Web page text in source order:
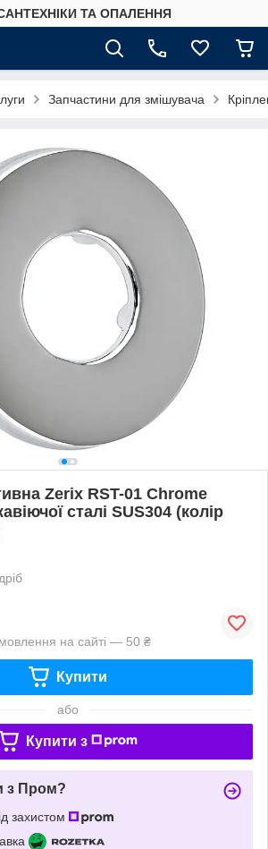
ТА ОПАЛЕННЯ
Запчастини для змішувача
Zerix RST-01 Chrome
сталі SUS304 (колір
на сайті — 50 ₴
Купити
або
Купити з
з Пром?
захистом